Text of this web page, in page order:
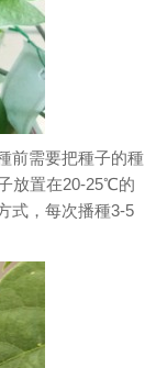
前需要把種子的種
放置在20-25℃的
式，每次播種3-5